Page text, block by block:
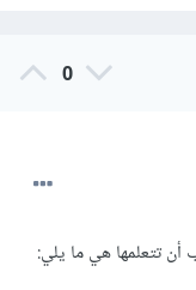
0
أن تتعلمها هي ما يلي: